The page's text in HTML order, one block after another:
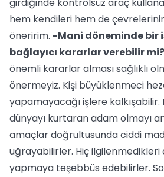
hem kendileri hem de
öneririm. -Mani döneminde bir
bağlayıcı kararlar verebilir mi?
önemli kararlar alması sağlıklı
önermeyiz. Kişi büyüklenmeci
yapamayacağı işlere kalkışabilir.
dünyayı kurtaran adam olmayı
amaçlar doğrultusunda ciddi
uğrayabilirler. Hiç ilgilenmedikleri
yapmaya teşebbüs edebilirler.